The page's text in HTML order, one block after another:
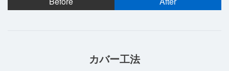
カバー工法